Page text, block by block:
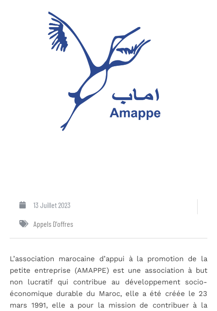
13 Juillet 2023
Appels D'offres
L’association marocaine d’appui à la promotion de la
petite entreprise (AMAPPE) est une association à but
non lucratif qui contribue au développement socio-
économique durable du Maroc, elle a été créée le 23
mars 1991, elle a pour la mission de contribuer à la